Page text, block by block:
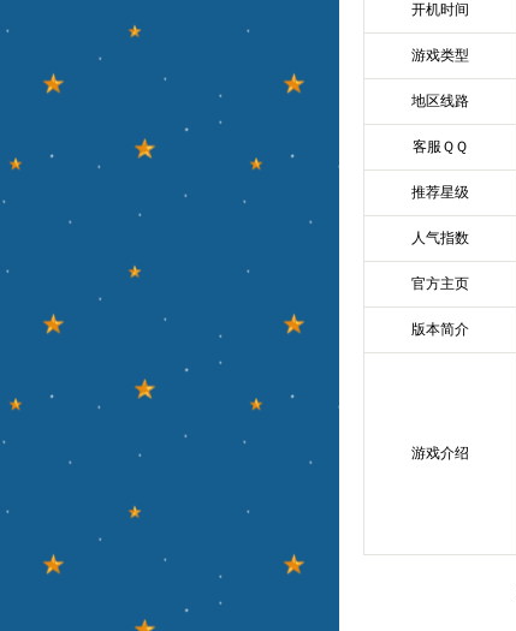
开机时间
游戏类型
地区线路
客服ＱＱ
推荐星级
人气指数
官方主页
版本简介
游戏介绍